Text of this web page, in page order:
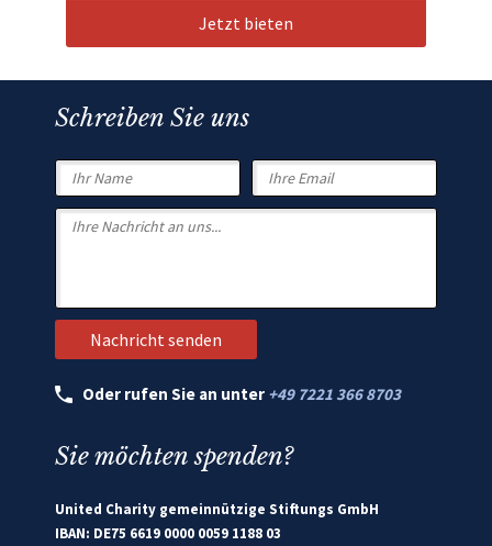
Jetzt bieten
Schreiben Sie uns
Oder rufen Sie an unter +49 7221 366 8703
Sie möchten spenden?
United Charity gemeinnützige Stiftungs GmbH
IBAN: DE75 6619 0000 0059 1188 03